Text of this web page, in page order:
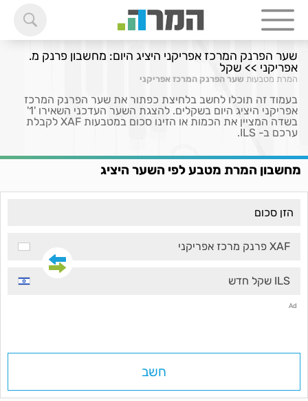
שער הפרנק המרכז אפריקני היציג היום: מחשבון פרנק מ.
אפריקני >> שקל
המרת מטבעות שער הפרנק המרכז אפריקני
בעמוד זה תוכלו לחשב בלחיצת כפתור את שער הפרנק המרכז
אפריקני היציג היום בשקלים. להצגת השער העדכני השאירו '1'
בשדה המציין את הכמות או הזינו סכום במטבעות XAF לקבלת
ערכם ב- ILS.
מחשבון המרת מטבע לפי השער היציג
XAF פרנק מרכז אפריקני
ILS שקל חדש
Ad
חשב